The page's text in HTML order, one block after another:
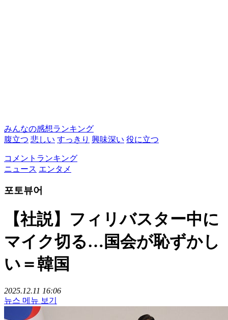
みんなの感想ランキング
腹立つ 悲しい すっきり 興味深い 役に立つ
コメントランキング
ニュース エンタメ
포토뷰어
【社説】フィリバスター中に
マイク切る…国会が恥ずかし
い＝韓国
2025.12.11 16:06
뉴스 메뉴 보기